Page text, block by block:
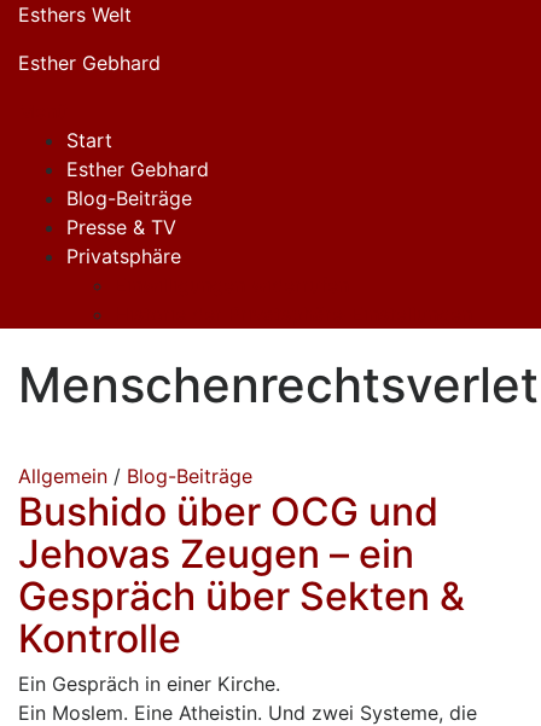
Zum
springen
Esthers Welt
Esther Gebhard
Start
Esther Gebhard
Blog-Beiträge
Presse & TV
Privatsphäre
Allgemein / Blog-Beiträge
Bushido über OCG und
Jehovas Zeugen – ein
Gespräch über Sekten &
Kontrolle
Ein Gespräch in einer Kirche.
Ein Moslem. Eine Atheistin. Und zwei Systeme, die